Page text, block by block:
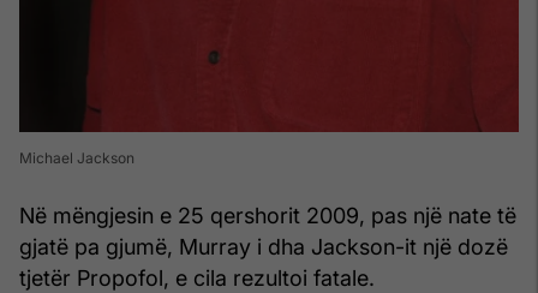
Michael Jackson
Në mëngjesin e 25 qershorit 2009, pas një nate të
gjatë pa gjumë, Murray i dha Jackson-it një dozë
tjetër Propofol, e cila rezultoi fatale.